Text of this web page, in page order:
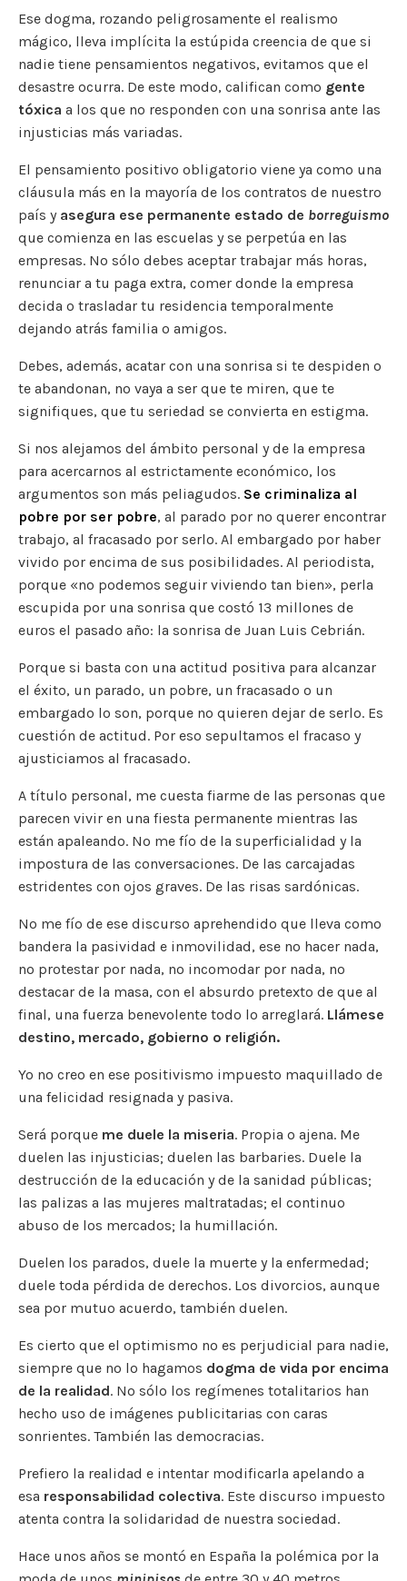
Ese dogma, rozando peligrosamente el realismo
mágico, lleva implícita la estúpida creencia de que si
nadie tiene pensamientos negativos, evitamos que el
desastre ocurra. De este modo, califican como gente
tóxica a los que no responden con una sonrisa ante las
injusticias más variadas.
El pensamiento positivo obligatorio viene ya como una
cláusula más en la mayoría de los contratos de nuestro
país y asegura ese permanente estado de borreguismo
que comienza en las escuelas y se perpetúa en las
empresas. No sólo debes aceptar trabajar más horas,
renunciar a tu paga extra, comer donde la empresa
decida o trasladar tu residencia temporalmente
dejando atrás familia o amigos.
Debes, además, acatar con una sonrisa si te despiden o
te abandonan, no vaya a ser que te miren, que te
signifiques, que tu seriedad se convierta en estigma.
Si nos alejamos del ámbito personal y de la empresa
para acercarnos al estrictamente económico, los
argumentos son más peliagudos. Se criminaliza al
pobre por ser pobre, al parado por no querer encontrar
trabajo, al fracasado por serlo. Al embargado por haber
vivido por encima de sus posibilidades. Al periodista,
porque «no podemos seguir viviendo tan bien», perla
escupida por una sonrisa que costó 13 millones de
euros el pasado año: la sonrisa de Juan Luis Cebrián.
Porque si basta con una actitud positiva para alcanzar
el éxito, un parado, un pobre, un fracasado o un
embargado lo son, porque no quieren dejar de serlo. Es
cuestión de actitud. Por eso sepultamos el fracaso y
ajusticiamos al fracasado.
A título personal, me cuesta fiarme de las personas que
parecen vivir en una fiesta permanente mientras las
están apaleando. No me fío de la superficialidad y la
impostura de las conversaciones. De las carcajadas
estridentes con ojos graves. De las risas sardónicas.
No me fío de ese discurso aprehendido que lleva como
bandera la pasividad e inmovilidad, ese no hacer nada,
no protestar por nada, no incomodar por nada, no
destacar de la masa, con el absurdo pretexto de que al
final, una fuerza benevolente todo lo arreglará. Llámese
destino, mercado, gobierno o religión.
Yo no creo en ese positivismo impuesto maquillado de
una felicidad resignada y pasiva.
Será porque me duele la miseria. Propia o ajena. Me
duelen las injusticias; duelen las barbaries. Duele la
destrucción de la educación y de la sanidad públicas;
las palizas a las mujeres maltratadas; el continuo
abuso de los mercados; la humillación.
Duelen los parados, duele la muerte y la enfermedad;
duele toda pérdida de derechos. Los divorcios, aunque
sea por mutuo acuerdo, también duelen.
Es cierto que el optimismo no es perjudicial para nadie,
siempre que no lo hagamos dogma de vida por encima
de la realidad. No sólo los regímenes totalitarios han
hecho uso de imágenes publicitarias con caras
sonrientes. También las democracias.
Prefiero la realidad e intentar modificarla apelando a
esa responsabilidad colectiva. Este discurso impuesto
atenta contra la solidaridad de nuestra sociedad.
Hace unos años se montó en España la polémica por la